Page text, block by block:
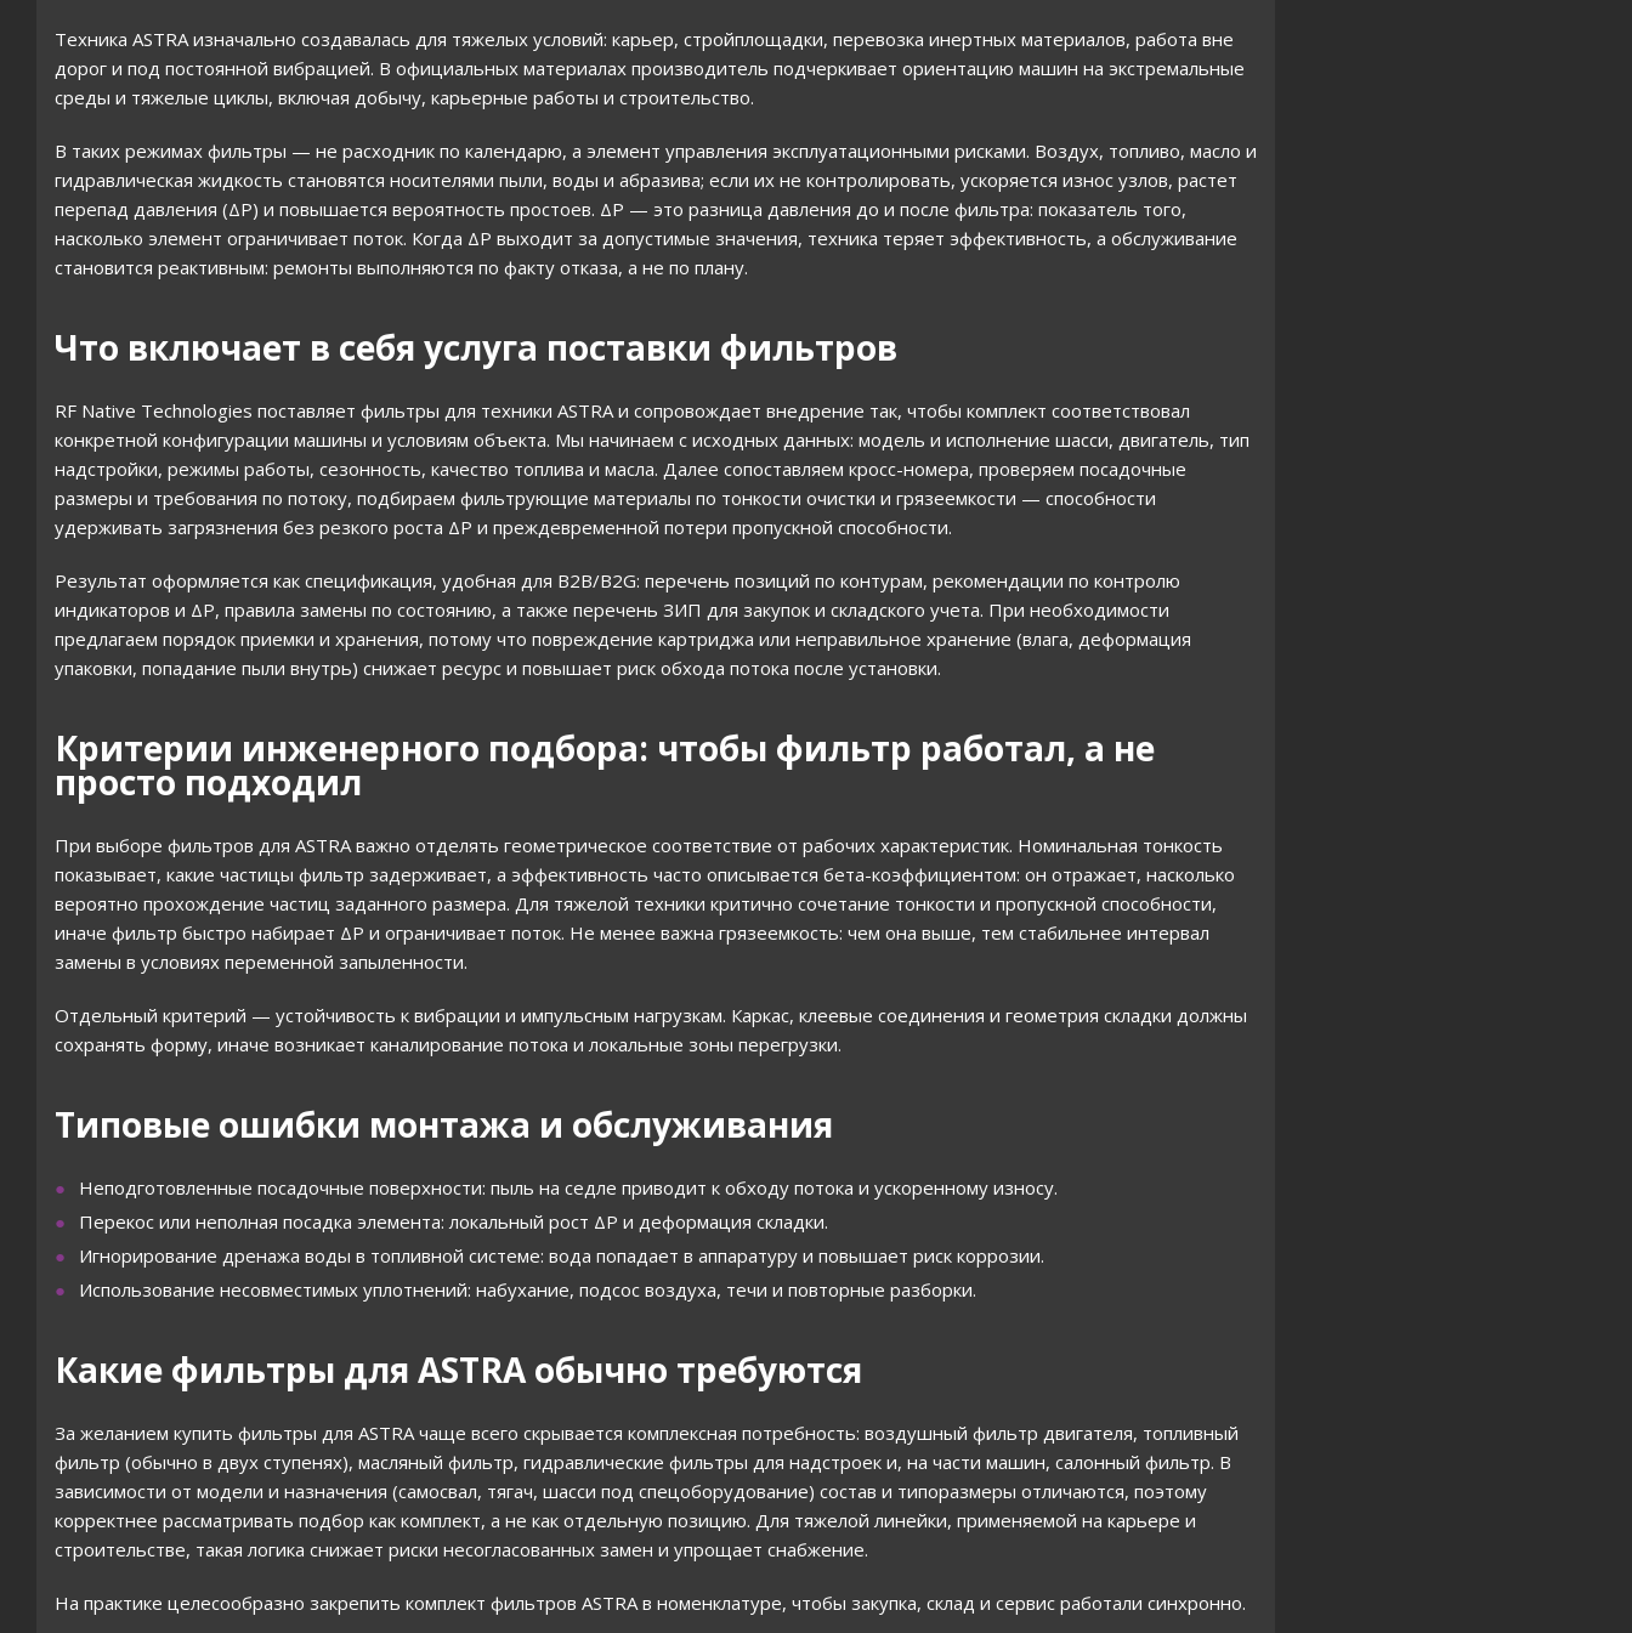
Техника ASTRA изначально создавалась для тяжелых условий: карьер, стройплощадки, перевозка инертных материалов, работа вне
дорог и под постоянной вибрацией. В официальных материалах производитель подчеркивает ориентацию машин на экстремальные
среды и тяжелые циклы, включая добычу, карьерные работы и строительство.
В таких режимах фильтры — не расходник по календарю, а элемент управления эксплуатационными рисками. Воздух, топливо, масло и
гидравлическая жидкость становятся носителями пыли, воды и абразива; если их не контролировать, ускоряется износ узлов, растет
перепад давления (ΔР) и повышается вероятность простоев. ΔР — это разница давления до и после фильтра: показатель того,
насколько элемент ограничивает поток. Когда ΔР выходит за допустимые значения, техника теряет эффективность, а обслуживание
становится реактивным: ремонты выполняются по факту отказа, а не по плану.
Что включает в себя услуга поставки фильтров
RF Native Technologies поставляет фильтры для техники ASTRA и сопровождает внедрение так, чтобы комплект соответствовал
конкретной конфигурации машины и условиям объекта. Мы начинаем с исходных данных: модель и исполнение шасси, двигатель, тип
надстройки, режимы работы, сезонность, качество топлива и масла. Далее сопоставляем кросс-номера, проверяем посадочные
размеры и требования по потоку, подбираем фильтрующие материалы по тонкости очистки и грязеемкости — способности
удерживать загрязнения без резкого роста ΔР и преждевременной потери пропускной способности.
Результат оформляется как спецификация, удобная для B2B/В2G: перечень позиций по контурам, рекомендации по контролю
индикаторов и ΔР, правила замены по состоянию, а также перечень ЗИП для закупок и складского учета. При необходимости
предлагаем порядок приемки и хранения, потому что повреждение картриджа или неправильное хранение (влага, деформация
упаковки, попадание пыли внутрь) снижает ресурс и повышает риск обхода потока после установки.
Критерии инженерного подбора: чтобы фильтр работал, а не
просто подходил
При выборе фильтров для ASTRA важно отделять геометрическое соответствие от рабочих характеристик. Номинальная тонкость
показывает, какие частицы фильтр задерживает, а эффективность часто описывается бета-коэффициентом: он отражает, насколько
вероятно прохождение частиц заданного размера. Для тяжелой техники критично сочетание тонкости и пропускной способности,
иначе фильтр быстро набирает ΔР и ограничивает поток. Не менее важна грязеемкость: чем она выше, тем стабильнее интервал
замены в условиях переменной запыленности.
Отдельный критерий — устойчивость к вибрации и импульсным нагрузкам. Каркас, клеевые соединения и геометрия складки должны
сохранять форму, иначе возникает каналирование потока и локальные зоны перегрузки.
Типовые ошибки монтажа и обслуживания
Неподготовленные посадочные поверхности: пыль на седле приводит к обходу потока и ускоренному износу.
Перекос или неполная посадка элемента: локальный рост ΔР и деформация складки.
Игнорирование дренажа воды в топливной системе: вода попадает в аппаратуру и повышает риск коррозии.
Использование несовместимых уплотнений: набухание, подсос воздуха, течи и повторные разборки.
Какие фильтры для ASTRA обычно требуются
За желанием купить фильтры для ASTRA чаще всего скрывается комплексная потребность: воздушный фильтр двигателя, топливный
фильтр (обычно в двух ступенях), масляный фильтр, гидравлические фильтры для надстроек и, на части машин, салонный фильтр. В
зависимости от модели и назначения (самосвал, тягач, шасси под спецоборудование) состав и типоразмеры отличаются, поэтому
корректнее рассматривать подбор как комплект, а не как отдельную позицию. Для тяжелой линейки, применяемой на карьере и
строительстве, такая логика снижает риски несогласованных замен и упрощает снабжение.
На практике целесообразно закрепить комплект фильтров ASTRA в номенклатуре, чтобы закупка, склад и сервис работали синхронно.